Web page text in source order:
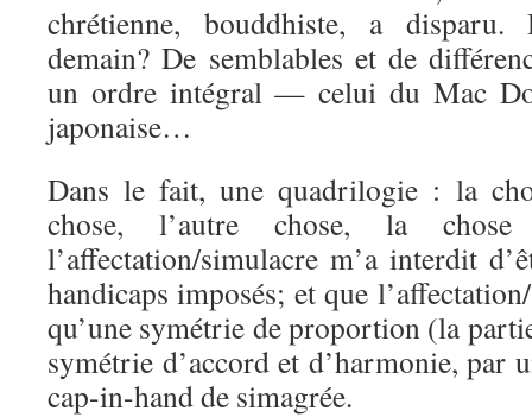
chrétienne, bouddhiste, a
demain? De semblables et de
un ordre intégral — celui du Mac
japonaise…
Dans le fait, une quadrilogie : la
chose, l’autre chose, la chose
l’affectation/simulacre m’a interdit
handicaps imposés; et que
qu’une symétrie de proportion (la
symétrie d’accord et d’harmonie, par
cap-in-hand de simagrée.